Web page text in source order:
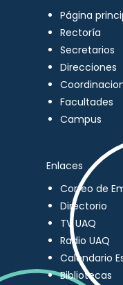
Página
Rectoría
Secretarios
Direcciones
Facultades
Campus
Enlaces
Correo de
Directorio
TV UAQ
Radio UAQ
Calendario
Bibliotecas